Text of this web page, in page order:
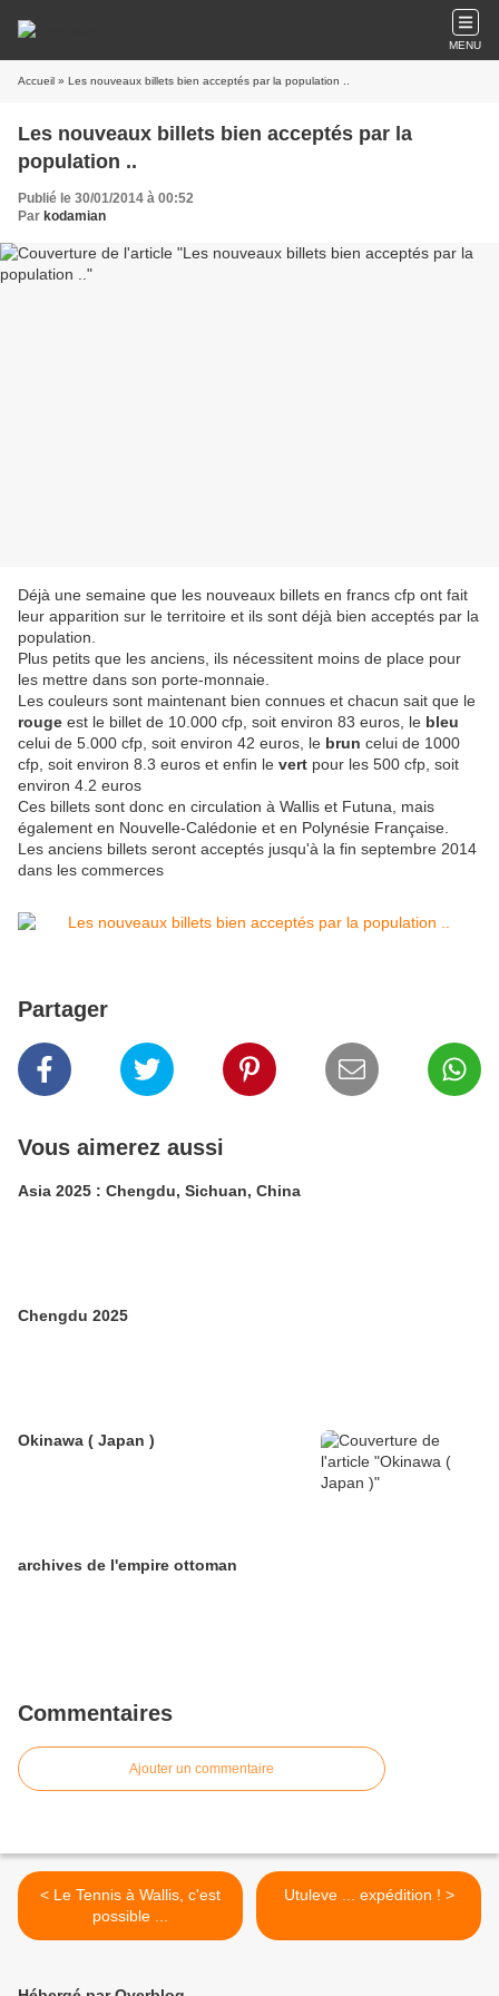
MENU
Accueil » Les nouveaux billets bien acceptés par la population ..
Les nouveaux billets bien acceptés par la
population ..
Publié le 30/01/2014 à 00:52
Par kodamian
Déjà une semaine que les nouveaux billets en francs cfp ont fait
leur apparition sur le territoire et ils sont déjà bien acceptés par la
population.
Plus petits que les anciens, ils nécessitent moins de place pour
les mettre dans son porte-monnaie.
Les couleurs sont maintenant bien connues et chacun sait que le
rouge est le billet de 10.000 cfp, soit environ 83 euros, le bleu
celui de 5.000 cfp, soit environ 42 euros, le brun celui de 1000
cfp, soit environ 8.3 euros et enfin le vert pour les 500 cfp, soit
environ 4.2 euros
Ces billets sont donc en circulation à Wallis et Futuna, mais
également en Nouvelle-Calédonie et en Polynésie Française.
Les anciens billets seront acceptés jusqu'à la fin septembre 2014
dans les commerces
Partager
Vous aimerez aussi
Asia 2025 : Chengdu, Sichuan, China
Chengdu 2025
Okinawa ( Japan )
archives de l'empire ottoman
Commentaires
Ajouter un commentaire
< Le Tennis à Wallis, c'est
possible ...
Utuleve ... expédition ! >